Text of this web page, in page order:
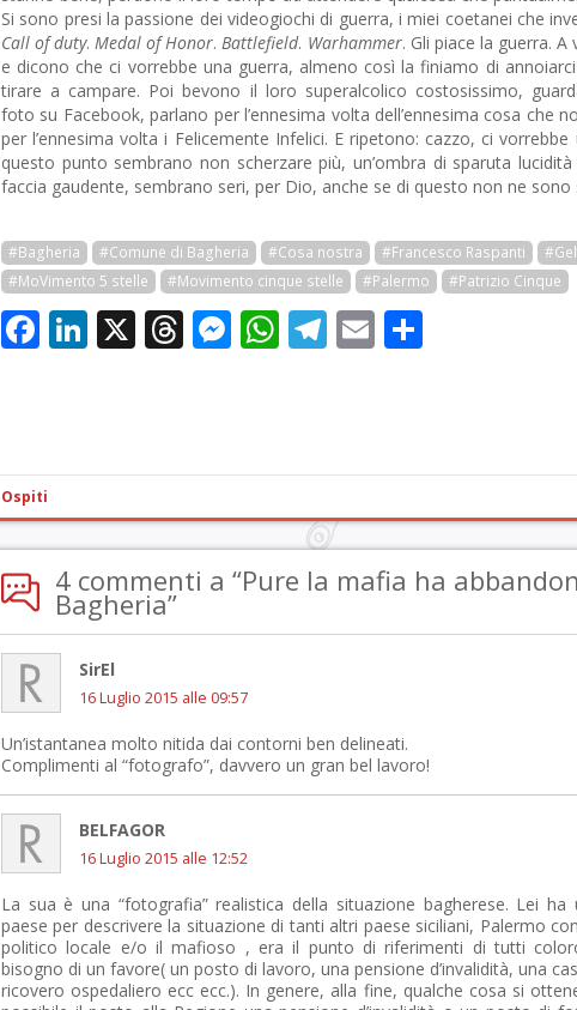
Si sono presi la passione dei videogiochi di guerra, i miei coetanei che
Call of duty.Medal of Honor.Battlefield. Warhammer. Gli piace la guerra. A
e dicono che ci vorrebbe una guerra, almeno così la finiamo di
tirare a campare. Poi bevono il loro superalcolico costosissimo,
foto su Facebook, parlano per l’ennesima volta dell’ennesima cosa che
per l’ennesima volta i Felicemente Infelici. E ripetono: cazzo, ci vorrebbe
questo punto sembrano non scherzare più, un’ombra di sparuta
faccia gaudente, sembrano seri, per Dio, anche se di questo non ne sono
#Bagheria #Comune di Bagheria #Cosa nostra #Francesco Raspanti
#MoVimento 5 stelle
#Movimento cinque stelle #Palermo #Patrizio Cinque
Facebook
LinkedIn
X Threads
Messenger
WhatsApp
Telegram
Email
Ospiti
4 commenti a “Pure la mafia ha
Bagheria”
SirEl
16 Luglio 2015 alle 09:57
Un’istantanea molto nitida dai contorni ben delineati.
Complimenti al “fotografo”, davvero un gran bel lavoro!
BELFAGOR
16 Luglio 2015 alle 12:52
La sua è una “fotografia” realistica della situazione bagherese. Lei ha
paese per descrivere la situazione di tanti altri paese siciliani, Palermo
politico locale e/o il mafioso , era il punto di riferimenti di tutti
bisogno di un favore( un posto di lavoro, una pensione d’invalidità, una
ricovero ospedaliero ecc ecc.). In genere, alla fine, qualche cosa si